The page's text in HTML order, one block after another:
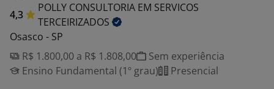
4,3
POLLY CONSULTORIA EM SERVICOS
TERCEIRIZADOS
Osasco - SP
R$ 1.800,00 a R$ 1.808,00
Sem experiência
Ensino Fundamental (1º grau)
Presencial